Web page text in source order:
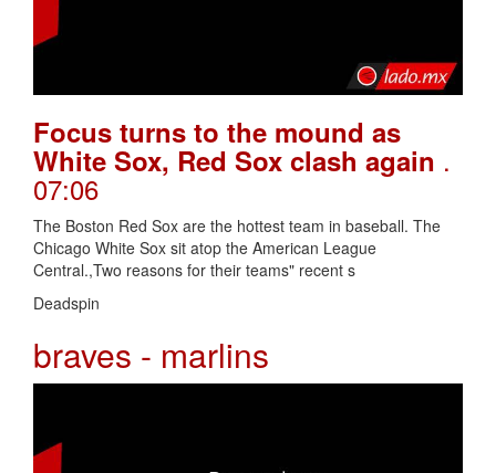
Focus turns to the mound as
White Sox, Red Sox clash again .
07:06
The Boston Red Sox are the hottest team in baseball. The
Chicago White Sox sit atop the American League
Central.,Two reasons for their teams" recent s
Deadspin
braves - marlins